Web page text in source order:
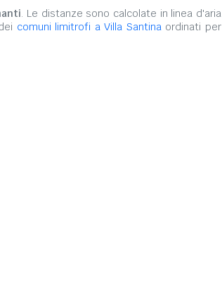
. Le distanze sono calcolate in linea d'aria
comuni limitrofi a Villa Santinaordinati per